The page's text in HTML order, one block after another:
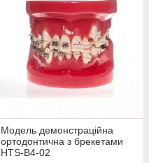
Модель демонстраційна
ортодонтична з брекетами
HTS-B4-02